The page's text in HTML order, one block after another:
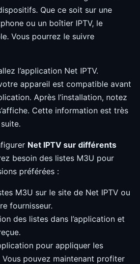
Que ce soit sur une
ou un boîtier IPTV, le
Vous pourrez le suivre
l’application Net IPTV.
appareil est compatible avant
Après l’installation, notez
Cette information est très
Net IPTV sur différents
besoin des listes M3U pour
préférées :
M3U sur le site de Net IPTV ou
fournisseur.
des listes dans l’application et
pour appliquer les
Vous pouvez maintenant profiter